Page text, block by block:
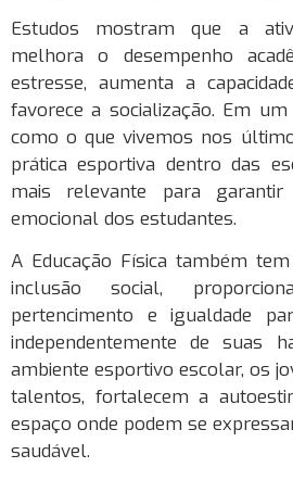
Estudos mostram que a
melhora o desempenho
estresse, aumenta a
favorece a socialização. Em
como o que vivemos nos
prática esportiva dentro das
mais relevante para
emocional dos estudantes.
A Educação Física também
inclusão social,
pertencimento e igualdade
independentemente de suas
ambiente esportivo escolar, os
talentos, fortalecem a
espaço onde podem se
saudável.